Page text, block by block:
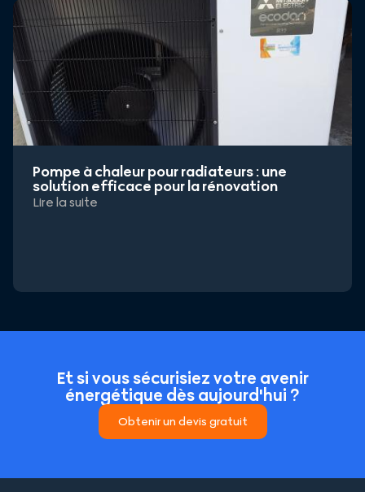
Pompe à chaleur pour radiateurs : une
solution efficace pour la rénovation
Lire la suite
Et si vous sécurisiez votre avenir
énergétique dès aujourd'hui ?
Obtenir un devis gratuit